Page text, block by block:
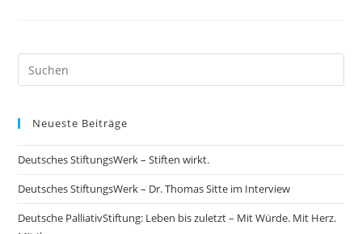
Neueste Beiträge
Deutsches StiftungsWerk – Stiften wirkt.
Deutsches StiftungsWerk – Dr. Thomas Sitte im Interview
Deutsche PalliativStiftung: Leben bis zuletzt – Mit Würde. Mit Herz.